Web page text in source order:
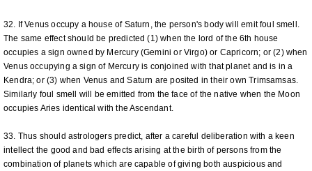
32. If Venus occupy a house of Saturn, the person's body will emit foul smell.
The same effect should be predicted (1) when the lord of the 6th house
occupies a sign owned by Mercury (Gemini or Virgo) or Capricorn; or (2) when
Venus occupying a sign of Mercury is conjoined with that planet and is in a
Kendra; or (3) when Venus and Saturn are posited in their own Trimsamsas.
Similarly foul smell will be emitted from the face of the native when the Moon
occupies Aries identical with the Ascendant.
33. Thus should astrologers predict, after a careful deliberation with a keen
intellect the good and bad effects arising at the birth of persons from the
combination of planets which are capable of giving both auspicious and